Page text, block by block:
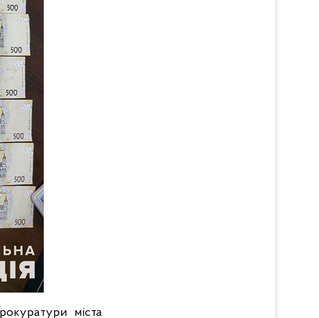
міста